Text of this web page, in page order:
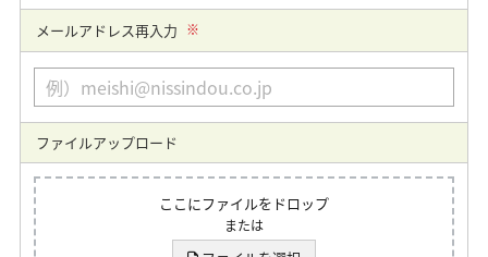
メールアドレス再入力 ※
ファイルアップロード
ここにファイルをドロップ
または